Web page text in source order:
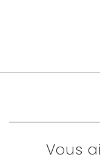
Vous